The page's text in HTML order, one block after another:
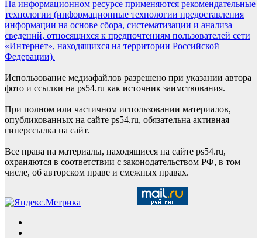
На информационном ресурсе применяются рекомендательные
технологии (информационные технологии предоставления
информации на основе сбора, систематизации и анализа
сведений, относящихся к предпочтениям пользователей сети
«Интернет», находящихся на территории Российской
Федерации).
Использование медиафайлов разрешено при указании автора
фото и ссылки на ps54.ru как источник заимствования.
При полном или частичном использовании материалов,
опубликованных на сайте ps54.ru, обязательна активная
гиперссылка на сайт.
Все права на материалы, находящиеся на сайте ps54.ru,
охраняются в соответствии с законодательством РФ, в том
числе, об авторском праве и смежных правах.